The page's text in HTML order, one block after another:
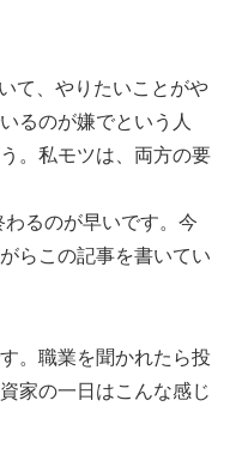
て、やりたいことがや
るのが嫌でという人
。私モツは、両方の要
るのが早いです。今
らこの記事を書いてい
。職業を聞かれたら投
家の一日はこんな感じ